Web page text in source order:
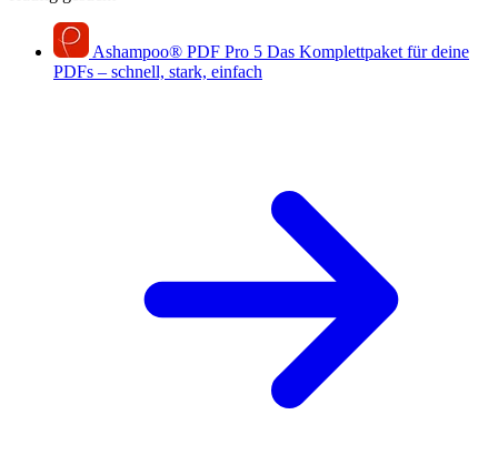
Ashampoo® PDF Pro 5 Das Komplettpaket für deine
PDFs – schnell, stark, einfach